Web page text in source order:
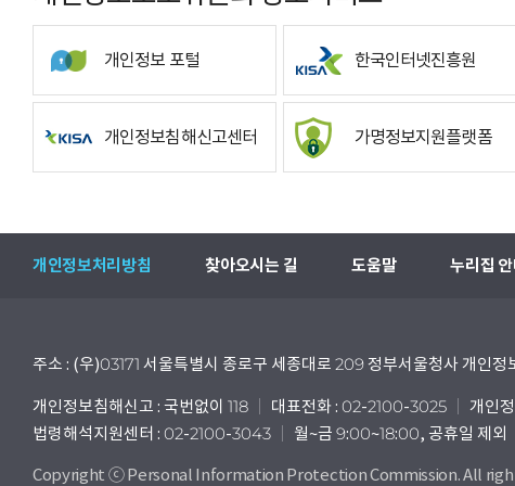
개인정보 포털 한국인터넷진흥원
개인정보침해신고센터 가명정보지원플랫폼
개인정보처리방침 찾아오시는 길 도움말 누리집 안
주소 : (우)03171 서울특별시 종로구 세종대로 209 정부서울청사 개인정
개인정보침해신고 : 국번없이 118 대표전화 : 02-2100-3025
개인
법령해석지원센터 : 02-2100-3043
월~금 9:00~18:00, 공휴일 제외
Copyright ⓒ Personal Information Protection Commission. All